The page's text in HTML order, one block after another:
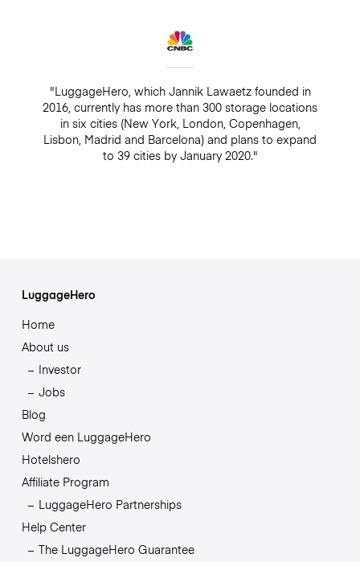
"LuggageHero, which Jannik Lawaetz founded in
2016, currently has more than 300 storage locations
in six cities (New York, London, Copenhagen,
Lisbon, Madrid and Barcelona) and plans to expand
to 39 cities by January 2020."
LuggageHero
Home
About us
Investor
Jobs
Blog
Word een LuggageHero
Hotelshero
Affiliate Program
LuggageHero Partnerships
Help Center
The LuggageHero Guarantee